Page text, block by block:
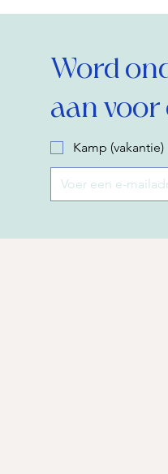
Word
aan voor
Kamp (vakantie)